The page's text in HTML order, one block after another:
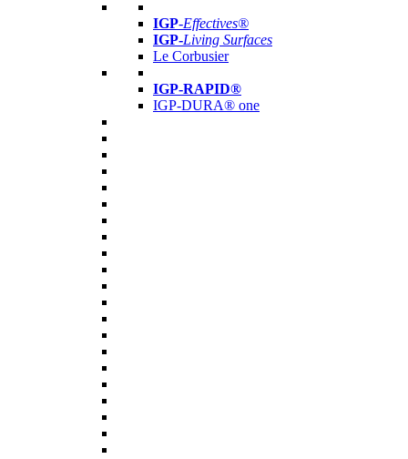
IGP-Effectives®
IGP-Living Surfaces
Le Corbusier
IGP-RAPID®
IGP-DURA® one